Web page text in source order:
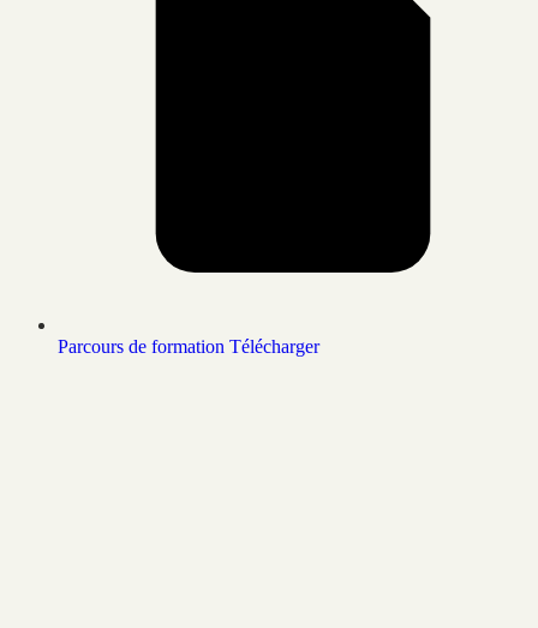
Parcours de formation Télécharger